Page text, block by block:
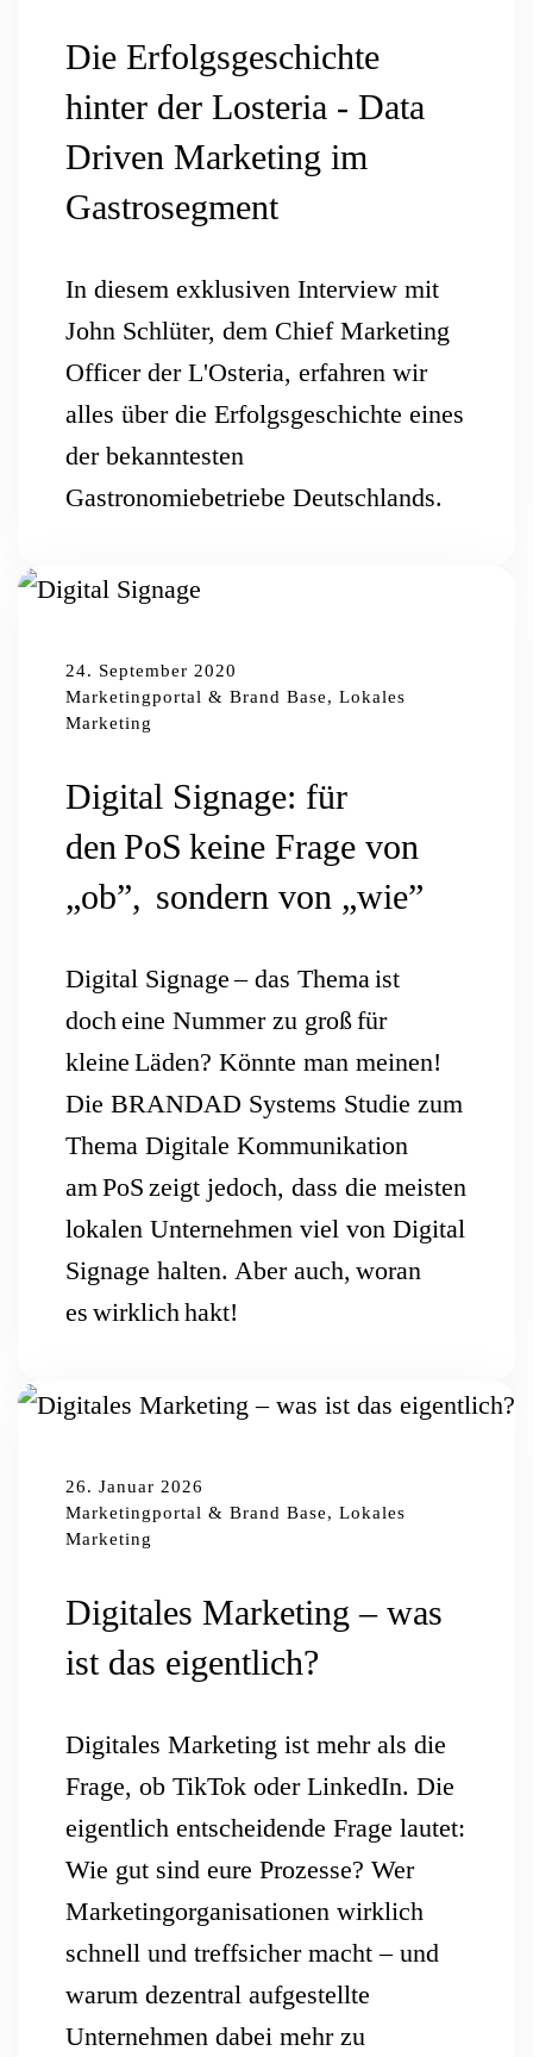
Die Erfolgsgeschichte
hinter der Losteria - Data
Driven Marketing im
Gastrosegment
In diesem exklusiven Interview mit
John Schlüter, dem Chief Marketing
Officer der L'Osteria, erfahren wir
alles über die Erfolgsgeschichte eines
der bekanntesten
Gastronomiebetriebe Deutschlands.
24. September 2020
Marketingportal & Brand Base, Lokales
Marketing
Digital Signage: für
den PoS keine Frage von
„ob”, sondern von „wie”
Digital Signage – das Thema ist
doch eine Nummer zu groß für
kleine Läden? Könnte man meinen!
Die BRANDAD Systems Studie zum
Thema Digitale Kommunikation
am PoS zeigt jedoch, dass die meisten
lokalen Unternehmen viel von Digital
Signage halten. Aber auch, woran
es wirklich hakt!
26. Januar 2026
Marketingportal & Brand Base, Lokales
Marketing
Digitales Marketing – was
ist das eigentlich?
Digitales Marketing ist mehr als die
Frage, ob TikTok oder LinkedIn. Die
eigentlich entscheidende Frage lautet:
Wie gut sind eure Prozesse? Wer
Marketingorganisationen wirklich
schnell und treffsicher macht – und
warum dezentral aufgestellte
Unternehmen dabei mehr zu